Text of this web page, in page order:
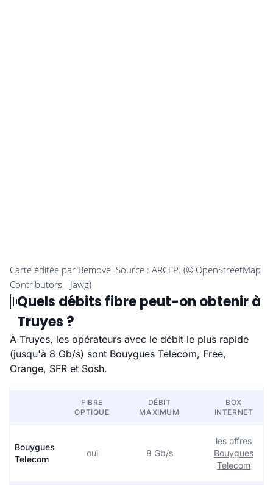
Quels débits fibre peut-on obtenir à
Truyes ?
À Truyes, les opérateurs avec le débit le plus rapide
(jusqu'à 8 Gb/s) sont Bouygues Telecom, Free,
Orange, SFR et Sosh.
FIBRE
OPTIQUE
DÉBIT
MAXIMUM
BOX
INTERNET
Bouygues
Telecom
oui 8 Gb/s
les offres
Bouygues
Telecom